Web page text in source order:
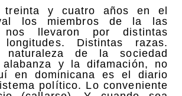
treinta y cuatro años en el
los miembros de la las
nos llevaron por distintas
Distintas razas.
naturaleza de la sociedad
alabanza y la difamación, no
en dominicana es el diario
político. Lo conveniente